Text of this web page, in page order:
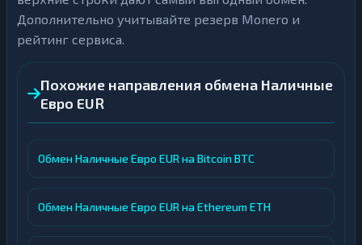
Дополнительно учитывайте резерв Monero и
рейтинг сервиса.
Похожие направления обмена Наличные
Евро EUR
Обмен Наличные Евро EUR на Bitcoin BTC
Обмен Наличные Евро EUR на Ethereum ETH